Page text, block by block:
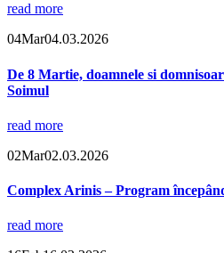
read more
04Mar04.03.2026
De 8 Martie, doamnele si
Soimul
read more
02Mar02.03.2026
Complex Arinis – Program
read more